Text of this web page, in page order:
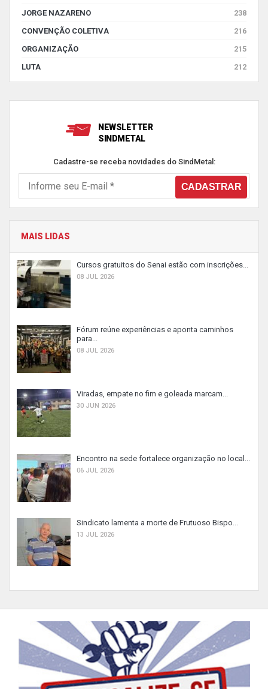
JORGE NAZARENO
238
CONVENÇÃO COLETIVA
216
ORGANIZAÇÃO
215
LUTA
212
NEWSLETTER
SINDMETAL
Cadastre-se receba novidades do SindMetal:
MAIS LIDAS
Cursos gratuitos do Senai estão com inscrições...
08 JUL 2026
Fórum reúne experiências e aponta caminhos
para...
08 JUL 2026
Viradas, empate no fim e goleada marcam...
30 JUN 2026
Encontro na sede fortalece organização no local...
06 JUL 2026
Sindicato lamenta a morte de Frutuoso Bispo...
13 JUL 2026